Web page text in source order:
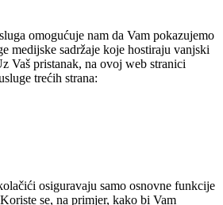
omogućuje nam da Vam pokazujemo
medijske sadržaje koje hostiraju vanjski
Vaš pristanak, na ovoj web stranici
trećih strana:
osiguravaju samo osnovne funkcije
se, na primjer, kako bi Vam